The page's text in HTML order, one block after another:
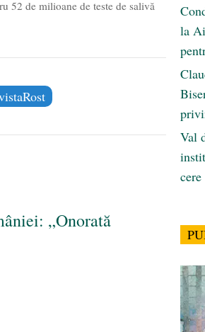
52 de milioane de teste de salivă
„Onorată
la
Val